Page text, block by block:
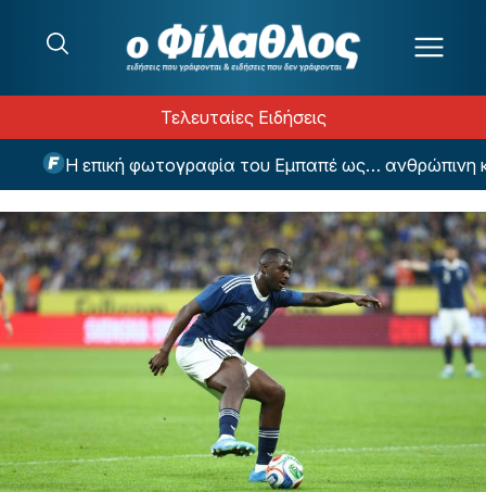
Τελευταίες Ειδήσεις
Η επική φωτογραφία του Εμπαπέ ως… ανθρώπινη